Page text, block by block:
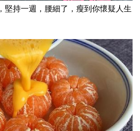
堅持一週，腰細了，瘦到你懷疑人生